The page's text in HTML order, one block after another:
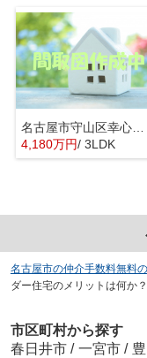
名古屋市守山区幸心２丁目435『仲介料無料』新築戸建て
4,180万円/ 3LDK
名古屋市の仲介手数料無料
ダー住宅のメリットは何か
市区町村から探す
春日井市 / 一宮市 /